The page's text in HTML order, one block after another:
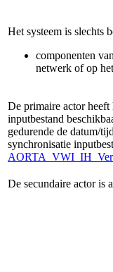
Het systeem is slechts
componenten
netwerk of op
De primaire actor heeft
inputbestand
gedurende de datum/
synchronisatie
De secundaire actor is